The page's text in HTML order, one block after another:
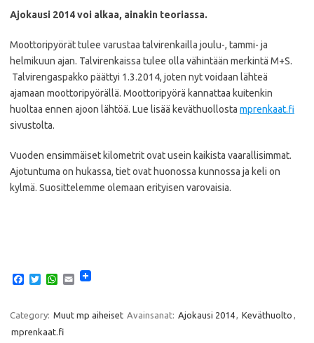
Ajokausi 2014 voi alkaa, ainakin teoriassa.
Moottoripyörät tulee varustaa talvirenkailla joulu-, tammi- ja
helmikuun ajan. Talvirenkaissa tulee olla vähintään merkintä M+S.
Talvirengaspakko päättyi 1.3.2014, joten nyt voidaan lähteä
ajamaan moottoripyörällä. Moottoripyörä kannattaa kuitenkin
huoltaa ennen ajoon lähtöä. Lue lisää keväthuollosta mprenkaat.fi
sivustolta.
Vuoden ensimmäiset kilometrit ovat usein kaikista vaarallisimmat.
Ajotuntuma on hukassa, tiet ovat huonossa kunnossa ja keli on
kylmä. Suosittelemme olemaan erityisen varovaisia.
e
b
o
T
t
t
e
W
t
A
E
i
Category: Muut mp aiheiset Avainsanat: Ajokausi 2014, Keväthuolto ,
mprenkaat.fi